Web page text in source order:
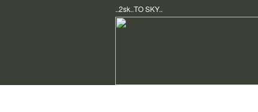
..2sk..TO SKY..